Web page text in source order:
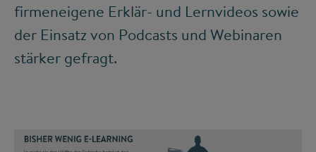
firmeneigene Erklär- und Lernvideos sowie
der Einsatz von Podcasts und Webinaren
stärker gefragt.